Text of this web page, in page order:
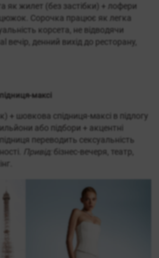
як жилет (без застібки) + лофери
Сорочка працює як легка
корсета, не відводячи
вечір, денний вихід до ресторану,
максі
+ шовкова спідниця-максі в підлогу
або підбори + акцентні
переводить сексуальність
Привід: бізнес-вечеря, театр,